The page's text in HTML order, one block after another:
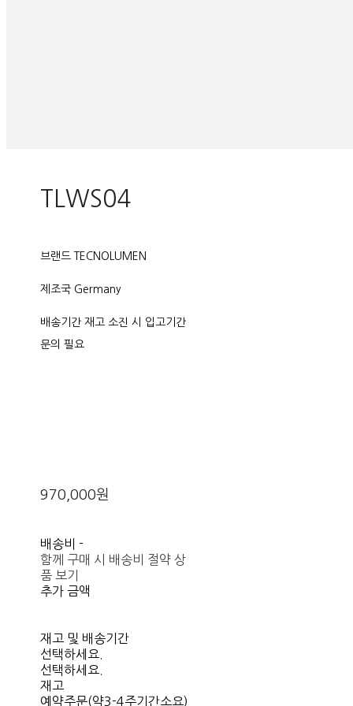
TLWS04
브랜드 TECNOLUMEN
제조국 Germany
배송기간 재고 소진 시 입고기간
문의 필요
970,000원
배송비-
함께 구매 시 배송비 절약 상
품 보기
추가 금액
재고 및 배송기간
선택하세요.
선택하세요.
재고
예약주문(약3-4주기간소요)